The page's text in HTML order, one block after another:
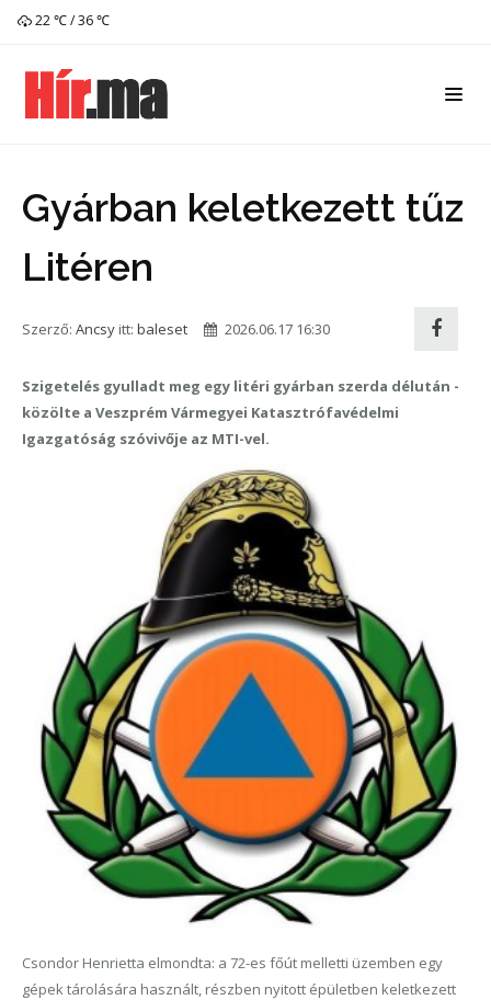
22 ℃ / 36 ℃
Gyárban keletkezett tűz
Litéren
Szerző: Ancsy itt: baleset 2026.06.17 16:30
Szigetelés gyulladt meg egy litéri gyárban szerda délután -
közölte a Veszprém Vármegyei Katasztrófavédelmi
Igazgatóság szóvivője az MTI-vel.
Csondor Henrietta elmondta: a 72-es főút melletti üzemben egy
gépek tárolására használt, részben nyitott épületben keletkezett